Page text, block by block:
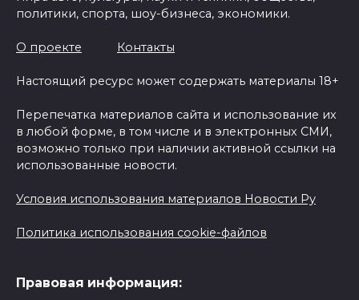
политики, спорта, шоу-бизнеса, экономики.
О проекте Контакты
Настоящий ресурс может содержать материалы 18+
Перепечатка материалов сайта и использование их
в любой форме, в том числе и в электронных СМИ,
возможно только при наличии активной ссылки на
использованные новости.
Условия использования материалов Новости Ру
Политика использования cookie-файлов
Правовая информация: